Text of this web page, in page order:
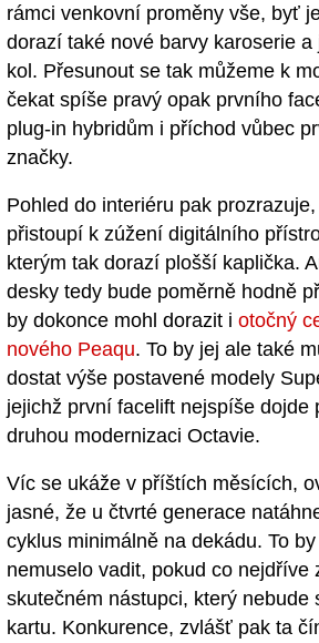
rámci venkovní proměny vše, byť
dorazí také nové barvy karoserie a
kol. Přesunout se tak můžeme k
čekat spíše pravý opak prvního
plug-in hybridům i příchod vůbec
značky.
Pohled do interiéru pak
přistoupí k zúžení digitálního
kterým tak dorazí plošší kaplička.
desky tedy bude poměrně hodně
by dokonce mohl dorazit i otočný
nového Peaqu. To by jej ale také
dostat výše postavené modely
jejichž první facelift nejspíše dojde
druhou modernizaci Octavie.
Víc se ukáže v příštích měsících,
jasné, že u čtvrté generace
cyklus minimálně na dekádu. To
nemuselo vadit, pokud co nejdříve
skutečném nástupci, který nebude
kartu. Konkurence, zvlášť pak ta